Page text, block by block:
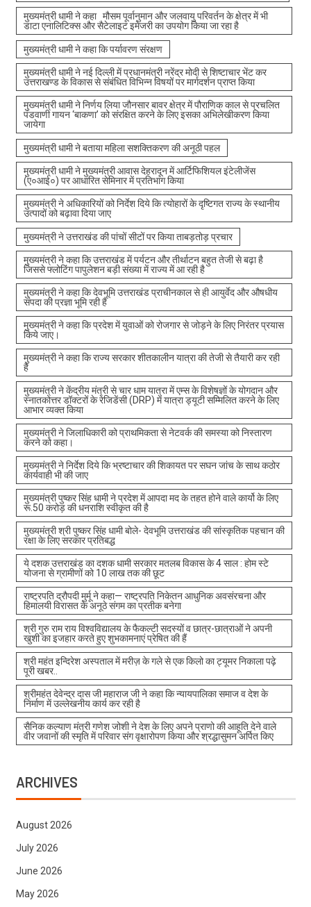
मुख्यमंत्री धामी ने कहा मौसम पूर्वानुमान और जलवायु परिवर्तन के क्षेत्र में भी
डाटा एनालिटिक्स और सैटेलाइट इमेजरी का उपयोग किया जा रहा है
मुख्यमंत्री धामी ने कहा कि पर्यावरण संरक्षण
मुख्यमंत्री धामी ने नई दिल्ली में प्रधानमंत्री नरेंद्र मोदी से शिष्टाचार भेंट कर
उत्तराखण्ड के विकास से संबंधित विभिन्न विषयों पर मार्गदर्शन प्राप्त किया
मुख्यमंत्री धामी ने निर्णय लिया जौनसार बावर क्षेत्र में पौराणिक काल से प्रचलित
पंडवाणी गायन ‘बाकणा’ को संरक्षित करने के लिए इसका अभिलेखीकरण किया
जायेगा
मुख्यमंत्री धामी ने बताया महिला सशक्तिकरण की अनूठी पहल
मुख्यमंत्री धामी ने मुख्यमंत्री आवास देहरादून में आर्टिफिशियल इंटेलीजेंस
(ए०आई०) पर आधारित सेमिनार में प्रतिभाग किया
मुख्यमंत्री ने अधिकारियों को निर्देश दिये कि त्योहारों के दृष्टिगत राज्य के स्थानीय
उत्पादों को बढ़ावा दिया जाए
मुख्यमंत्री ने उत्तराखंड की पांचों सीटों पर किया ताबड़तोड़ प्रचार
मुख्यमंत्री ने कहा कि उत्तराखंड में पर्यटन और तीर्थाटन बहुत तेजी से बढ़ा है
जिससे फ्लोटिंग पापुलेशन बड़ी संख्या में राज्य में आ रही है
मुख्यमंत्री ने कहा कि देवभूमि उत्तराखंड प्राचीनकाल से ही आयुर्वेद और औषधीय
संपदा की प्रज्ञा भूमि रही है
मुख्यमंत्री ने कहा कि प्रदेश में युवाओं को रोजगार से जोड़ने के लिए निरंतर प्रयास
किये जाए।
मुख्यमंत्री ने कहा कि राज्य सरकार शीतकालीन यात्रा की तेजी से तैयारी कर रही
है
मुख्यमंत्री ने केंद्रीय मंत्री से चार धाम यात्रा में एम्स के विशेषज्ञों के योगदान और
स्नातकोत्तर डॉक्टरों के रेजिडेंसी (DRP) में यात्रा ड्यूटी सम्मिलित करने के लिए
आभार व्यक्त किया
मुख्यमंत्री ने जिलाधिकारी को प्राथमिकता से नेटवर्क की समस्या को निस्तारण
करने को कहा।
मुख्यमंत्री ने निर्देश दिये कि भ्रष्टाचार की शिकायत पर सघन जांच के साथ कठोर
कार्यवाही भी की जाए
मुख्यमंत्री पुष्कर सिंह धामी ने प्रदेश में आपदा मद के तहत होने वाले कार्यो के लिए
रू.50 करोड़ की धनराशि स्वीकृत की है
मुख्यमंत्री श्री पुष्कर सिंह धामी बोले- देवभूमि उत्तराखंड की सांस्कृतिक पहचान की
रक्षा के लिए सरकार प्रतिबद्ध
ये दशक उत्तराखंड का दशक धामी सरकार मतलब विकास के 4 साल : होम स्टे
योजना से ग्रामीणों को 10 लाख तक की छूट
राष्ट्रपति द्रौपदी मुर्मू ने कहा— राष्ट्रपति निकेतन आधुनिक अवसंरचना और
हिमालयी विरासत के अनूठे संगम का प्रतीक बनेगा
श्री गुरु राम राय विश्वविद्यालय के फैकल्टी सदस्यों व छात्र-छात्राओं ने अपनी
खुशी का इजहार करते हुए शुभकामनाएं प्रेषित की हैं
श्री महंत इन्दिरेश अस्पताल में मरीज़ के गले से एक किलो का ट्यूमर निकाला पढ़े
पूरी खबर..
श्रीमहंत देवेन्द्र दास जी महाराज जी ने कहा कि न्यायपालिका समाज व देश के
निर्माण में उल्लेखनीय कार्य कर रही है
सैनिक कल्याण मंत्री गणेश जोशी ने देश के लिए अपने प्राणो की आहूति देने वाले
वीर जवानों की स्मृति में परिवार संग वृक्षारोपण किया और श्रद्धासुमन अर्पित किए
ARCHIVES
August 2026
July 2026
June 2026
May 2026